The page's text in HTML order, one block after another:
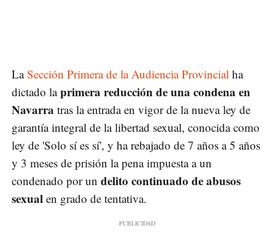
LaSección Primera de la Audiencia Provincial ha
dictado laprimera reducción de una condena en
Navarra tras la entrada en vigor de la nueva ley de
garantía integral de la libertad sexual, conocida como
ley de 'Solo sí es sí', y ha rebajado de 7 años a 5 años
y 3 meses de prisión la pena impuesta a un
condenado por un delito continuado de abusos
sexual en grado de tentativa.